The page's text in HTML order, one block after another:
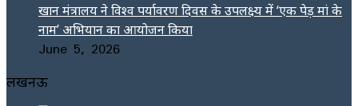
खान मंत्रालय ने विश्व पर्यावरण दिवस के उपलक्ष्य में ‘एक पेड़ मां के
नाम’ अभियान का आयोजन किया
June 5, 2026
लखनऊ